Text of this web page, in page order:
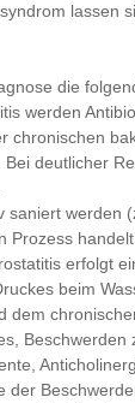
lassen
die
werden
chronischen
deutlicher
saniert werden
Prozess
erfolgt
beim
dem
der